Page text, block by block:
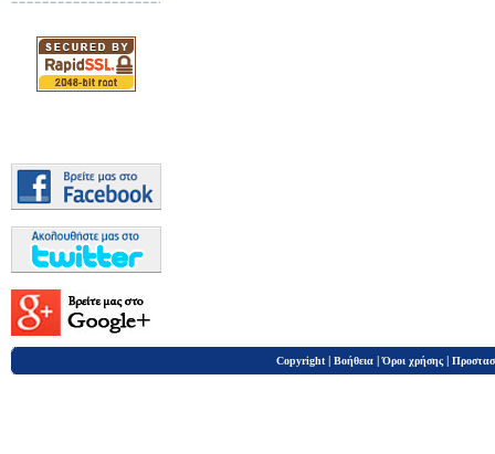
Copyright | Βοήθεια |Όροι χρήσης |